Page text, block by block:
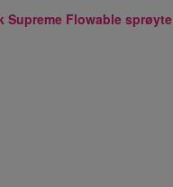
Supreme Flowable sprøyte